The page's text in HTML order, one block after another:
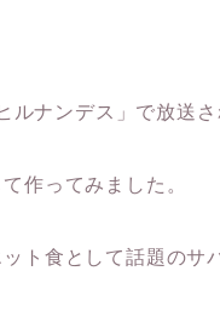
ルナンデス」で放送
作ってみました。
ト食として話題のサ